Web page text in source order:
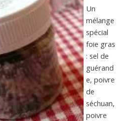
Un
mélange
spécial
foie gras
: sel de
guérand
e, poivre
de
séchuan,
poivre